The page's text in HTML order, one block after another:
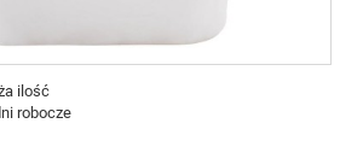
ilość
robocze